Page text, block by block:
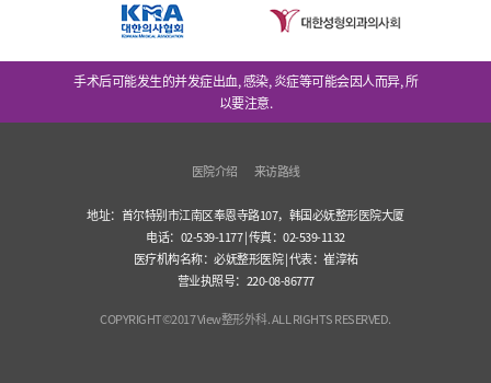
手术后可能发生的并发症出血, 感染, 炎症等可能会因人而异, 所
以要注意.
医院介绍 来访路线
地址：首尔特别市江南区奉恩寺路107，韩国必妩整形医院大厦
电话：02-539-1177 | 传真：02-539-1132
医疗机构名称：必妩整形医院 | 代表：崔淳祐
营业执照号：220-08-86777
COPYRIGHT©2017 View整形外科. ALL RIGHTS RESERVED.